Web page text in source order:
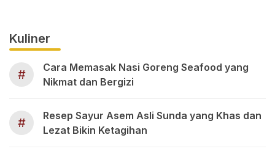
Kuliner
#
Cara Memasak Nasi Goreng Seafood yang
Nikmat dan Bergizi
#
Resep Sayur Asem Asli Sunda yang Khas dan
Lezat Bikin Ketagihan